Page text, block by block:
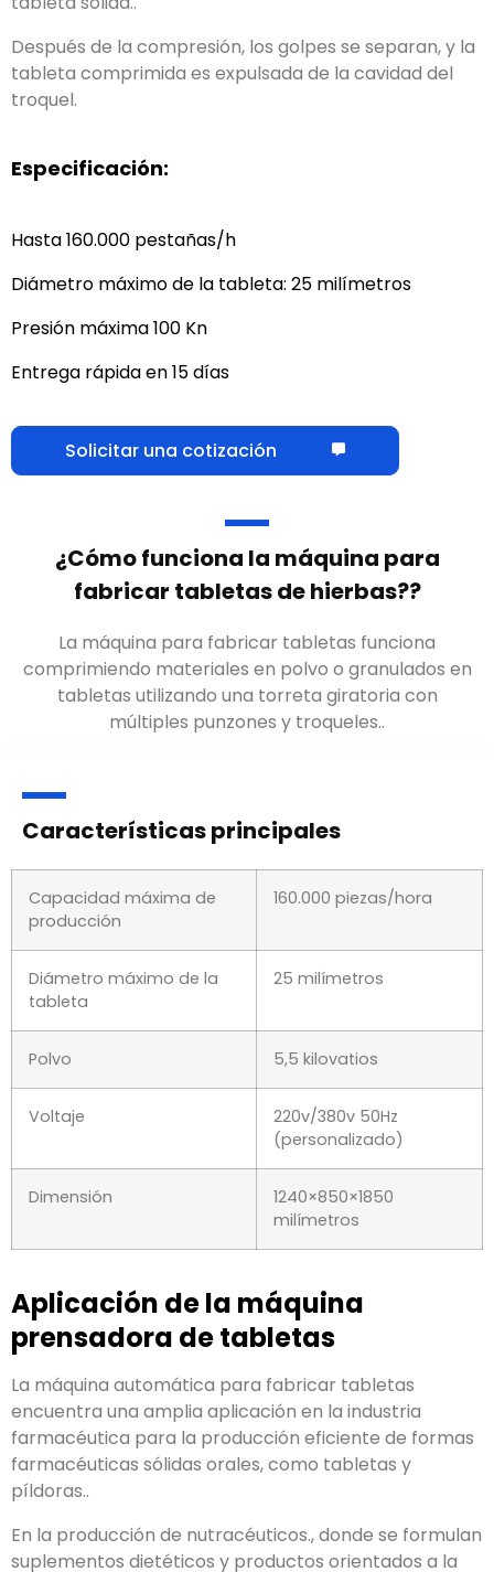
Después de la compresión, los golpes se separan, y la
tableta comprimida es expulsada de la cavidad del
troquel.
Especificación:
Hasta 160.000 pestañas/h
Diámetro máximo de la tableta: 25 milímetros
Presión máxima 100 Kn
Entrega rápida en 15 días
Solicitar una cotización
¿Cómo funciona la máquina para
fabricar tabletas de hierbas??
La máquina para fabricar tabletas funciona
comprimiendo materiales en polvo o granulados en
tabletas utilizando una torreta giratoria con
múltiples punzones y troqueles..
Características principales
Capacidad máxima de
producción
160.000 piezas/hora
Diámetro máximo de la
tableta
25 milímetros
Polvo 5,5 kilovatios
Voltaje
220v/380v 50Hz
(personalizado)
Dimensión
1240×850×1850
milímetros
Aplicación de la máquina
prensadora de tabletas
La máquina automática para fabricar tabletas
encuentra una amplia aplicación en la industria
farmacéutica para la producción eficiente de formas
farmacéuticas sólidas orales, como tabletas y
píldoras..
En la producción de nutracéuticos., donde se formulan
suplementos dietéticos y productos orientados a la